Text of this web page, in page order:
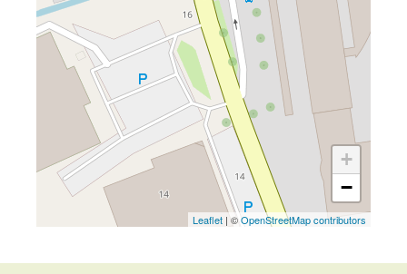
+
−
Leaflet | ©OpenStreetMap contributors